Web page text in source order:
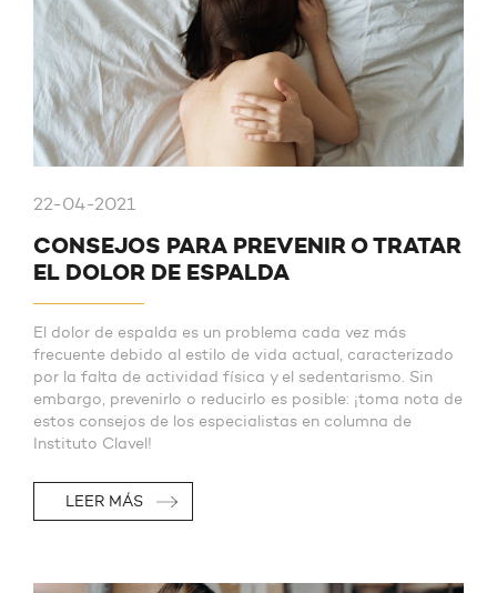
22-04-2021
CONSEJOS PARA PREVENIR O TRATAR
EL DOLOR DE ESPALDA
El dolor de espalda es un problema cada vez más
frecuente debido al estilo de vida actual, caracterizado
por la falta de actividad física y el sedentarismo. Sin
embargo, prevenirlo o reducirlo es posible: ¡toma nota de
estos consejos de los especialistas en columna de
Instituto Clavel!
LEER MÁS